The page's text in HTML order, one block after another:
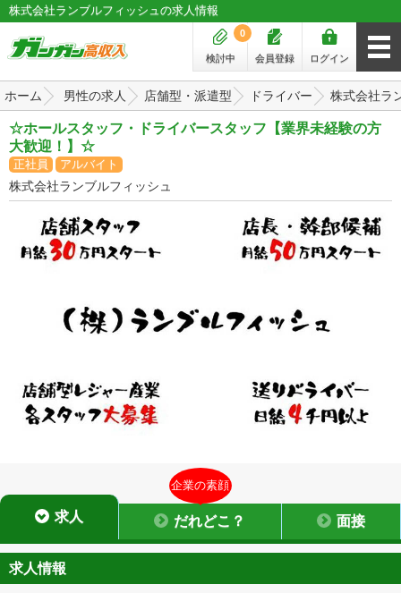
株式会社ランブルフィッシュの求人情報
ログイン
会員登録
検討中
0
ホーム 男性の求人 店舗型・派遣型 ドライバー 株式会社ラ
☆ホールスタッフ・ドライバースタッフ【業界未経験の方
大歓迎！】☆
正社員 アルバイト
株式会社ランブルフィッシュ
求人
企業の素顔
だれどこ？ 面接
求人情報